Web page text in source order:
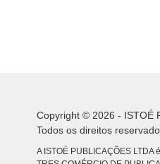
Copyright © 2026 - ISTOÉ
Todos os direitos
A ISTOÉ PUBLICAÇÕES